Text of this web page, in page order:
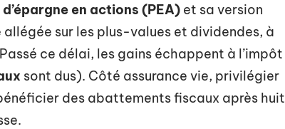
en actions (PEA) et sa version
sur les plus-values et dividendes, à
ce délai, les gains échappent à l’impôt
sont dus). Côté assurance vie, privilégier
des abattements fiscaux après huit